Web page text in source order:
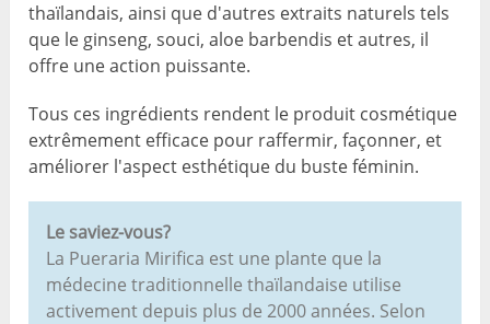
thaïlandais, ainsi que d'autres extraits naturels tels
que le ginseng, souci, aloe barbendis et autres, il
offre une action puissante.
Tous ces ingrédients rendent le produit cosmétique
extrêmement efficace pour raffermir, façonner, et
améliorer l'aspect esthétique du buste féminin.
Le saviez-vous?
La Pueraria Mirifica est une plante que la
médecine traditionnelle thaïlandaise utilise
activement depuis plus de 2000 années. Selon